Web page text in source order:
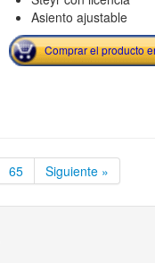
Asiento ajustable
Comprar el producto
65 Siguiente »